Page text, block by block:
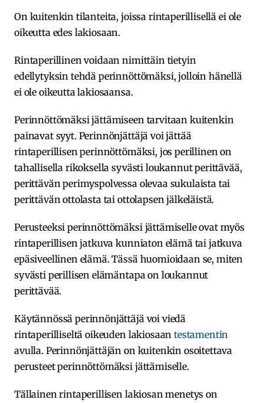
On kuitenkin tilanteita, joissa rintaperillisellä ei ole
oikeutta edes lakiosaan.
Rintaperillinen voidaan nimittäin tietyin
edellytyksin tehdä perinnöttömäksi, jolloin hänellä
ei ole oikeutta lakiosaansa.
Perinnöttömäksi jättämiseen tarvitaan kuitenkin
painavat syyt. Perinnönjättäjä voi jättää
rintaperillisen perinnöttömäksi, jos perillinen on
tahallisella rikoksella syvästi loukannut perittävää,
perittävän perimyspolvessa olevaa sukulaista tai
perittävän ottolasta tai ottolapsen jälkeläistä.
Perusteeksi perinnöttömäksi jättämiselle ovat myös
rintaperillisen jatkuva kunniaton elämä tai jatkuva
epäsiveellinen elämä. Tässä huomioidaan se, miten
syvästi perillisen elämäntapa on loukannut
perittävää.
Käytännössä perinnönjättäjä voi viedä
rintaperilliseltä oikeuden lakiosaantestamentin
avulla. Perinnönjättäjän on kuitenkin osoitettava
perusteet perinnöttömäksi jättämiselle.
Tällainen rintaperillisen lakiosan menetys on